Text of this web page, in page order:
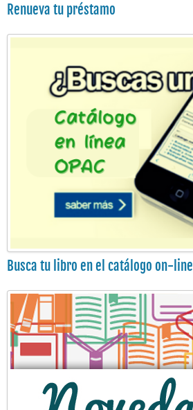
Renueva tu préstamo
Busca tu libro en el catálogo on-line